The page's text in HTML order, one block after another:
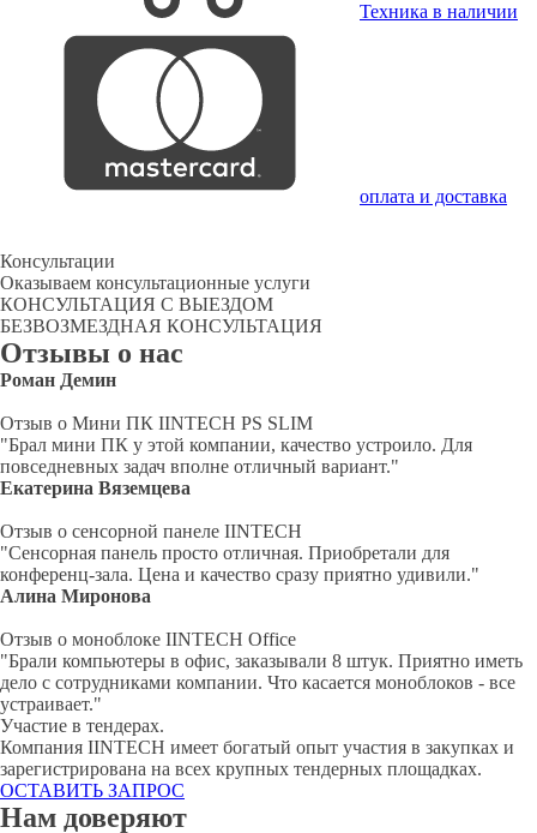
Техника в наличии
оплата и доставка
Консультации
Оказываем консультационные услуги
КОНСУЛЬТАЦИЯ С ВЫЕЗДОМ
БЕЗВОЗМЕЗДНАЯ КОНСУЛЬТАЦИЯ
Отзывы о нас
Роман Демин
Отзыв о Мини ПК IINTECH PS SLIM
"Брал мини ПК у этой компании, качество устроило. Для
повседневных задач вполне отличный вариант."
Екатерина Вяземцева
Отзыв о сенсорной панеле IINTECH
"Сенсорная панель просто отличная. Приобретали для
конференц-зала. Цена и качество сразу приятно удивили."
Алина Миронова
Отзыв о моноблоке IINTECH Office
"Брали компьютеры в офис, заказывали 8 штук. Приятно иметь
дело с сотрудниками компании. Что касается моноблоков - все
устраивает."
Участие в тендерах.
Компания IINTECH имеет богатый опыт участия в закупках и
зарегистрирована на всех крупных тендерных площадках.
ОСТАВИТЬ ЗАПРОС
Нам доверяют